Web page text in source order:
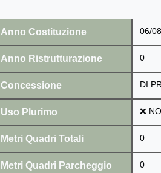
Anno Costituzione 06/
Anno Ristrutturazione 0
Concessione DI
Uso Plurimo ❌ NO
Metri Quadri Totali 0
Metri Quadri Parcheggio 0